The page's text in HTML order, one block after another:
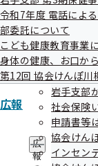
令和7年度 電話によ
部委託について
こども健康教育事業
身体の健康、お口か
第12回 協会けんぽ川
広報
広
報
岩手支部
社会保険
申請書等
協会けん
インセン
いわて健康
所が決定し
重症化予防
認のお願い